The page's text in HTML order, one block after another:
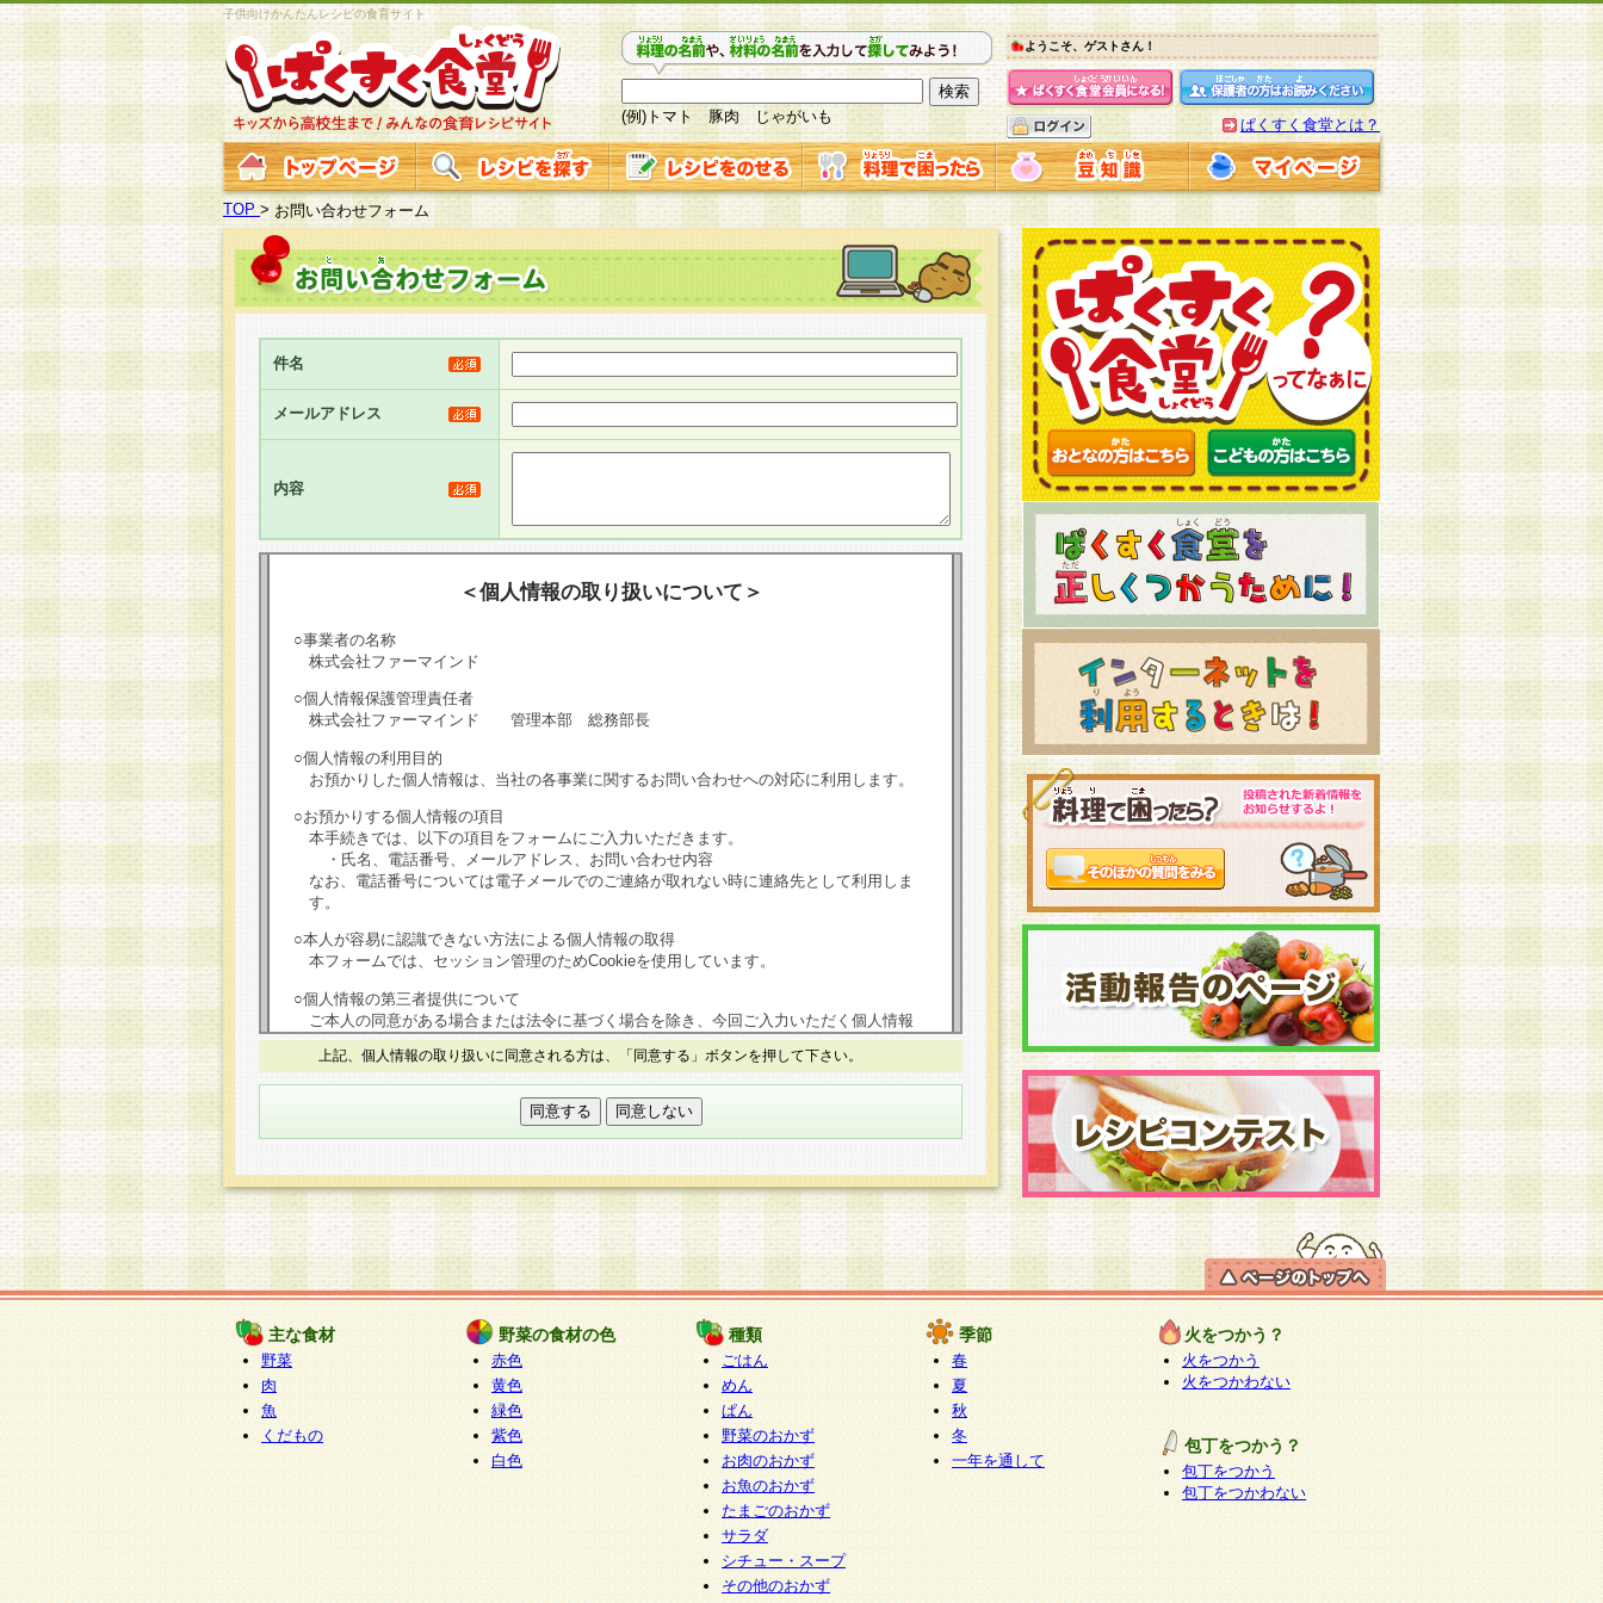
子供向けかんたんレシピの食育サイト
(例)トマト 豚肉 じゃがいも
ようこそ、ゲストさん！
ぱくすく食堂とは？
TOP >お問い合わせフォーム
件名
メールアドレス
内容
＜個人情報の取り扱いについて＞
○事業者の名称
株式会社ファーマインド
○個人情報保護管理責任者
株式会社ファーマインド 管理本部 総務部長
○個人情報の利用目的
お預かりした個人情報は、当社の各事業に関するお問い合わせへの対応に利用します。
○お預かりする個人情報の項目
本手続きでは、以下の項目をフォームにご入力いただきます。
・氏名、電話番号、メールアドレス、お問い合わせ内容
なお、電話番号については電子メールでのご連絡が取れない時に連絡先として利用しま
す。
○本人が容易に認識できない方法による個人情報の取得
本フォームでは、セッション管理のためCookieを使用しています。
○個人情報の第三者提供について
ご本人の同意がある場合または法令に基づく場合を除き、今回ご入力いただく個人情報
は第三者に提供しません。
個人情報の取り扱いを外部に委託する場合は、当社が規定する個人情報管理基準を満た
す企業を選定して委託を行い、適切な取り扱いが行われるよう監督します。
本人からの求めにより、当社が本件により取得した開示対象個人情報の利用目的の通
知・開示・内容の訂正・追加または削除・利用の停止・消去及び第三者への提供の禁止
（以下、総称して「開示等」といいます。）に応じます。
開示等に応じる窓口は以下になります。
ぱくすく食堂個人情報お客様相談窓口
paku-info@pakusuku.com
個人情報を与えることは任意ですが、個人情報の取扱いについて同意をいただけない場
合には、当社のサービスの提供、お客様からのお問い合わせ・ご相談への対応ができな
い場合がございますのでご了承ください。
上記、個人情報の取り扱いに同意される方は、「同意する」ボタンを押して下さい。
主な食材
野菜
肉
魚
くだもの
野菜の食材の色
赤色
黄色
緑色
紫色
白色
種類
ごはん
めん
ぱん
野菜のおかず
お肉のおかず
お魚のおかず
たまごのおかず
サラダ
シチュー・スープ
その他のおかず
季節
春
夏
秋
冬
一年を通して
火をつかう？
火をつかう
火をつかわない
包丁をつかう？
包丁をつかう
包丁をつかわない